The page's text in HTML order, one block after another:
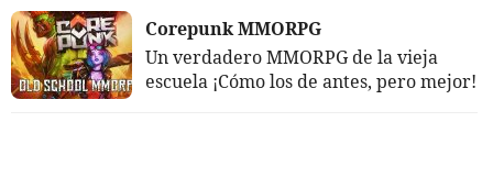
Corepunk MMORPG
Un verdadero MMORPG de la vieja
escuela ¡Cómo los de antes, pero mejor!